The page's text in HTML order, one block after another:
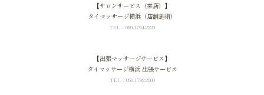
【サロンサービス（来店）】
タイマッサージ横浜（店舗施術）
TEL：050-1794-2220
【出張マッサージサービス】
タイマッサージ横浜 出張サービス
TEL：050-1792-2200